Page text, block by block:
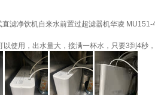
滤净饮机自来水前置过超滤器机华凌 MU151-
使用，出水量大，接满一杯水，只要3到4秒